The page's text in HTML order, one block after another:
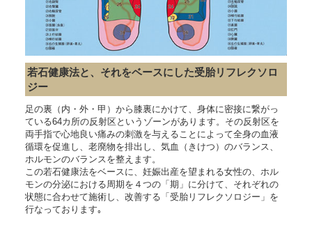
若石健康法と、それをベースにした受胎リフレクソロ
ジー
足の裏（内・外・甲）から膝裏にかけて、身体に密接に繋がっ
ている64カ所の反射区というゾーンがあります。その反射区を
両手指で心地良い痛みの刺激を与えることによって全身の血液
循環を促進し、老廃物を排出し、気血（きけつ）のバランス、
ホルモンのバランスを整えます。
この若石健康法をベースに、妊娠出産を望まれる女性の、ホル
モンの分泌における周期を４つの「期」に分けて、それぞれの
状態に合わせて施術し、改善する「受胎リフレクソロジー」を
行なっております｡